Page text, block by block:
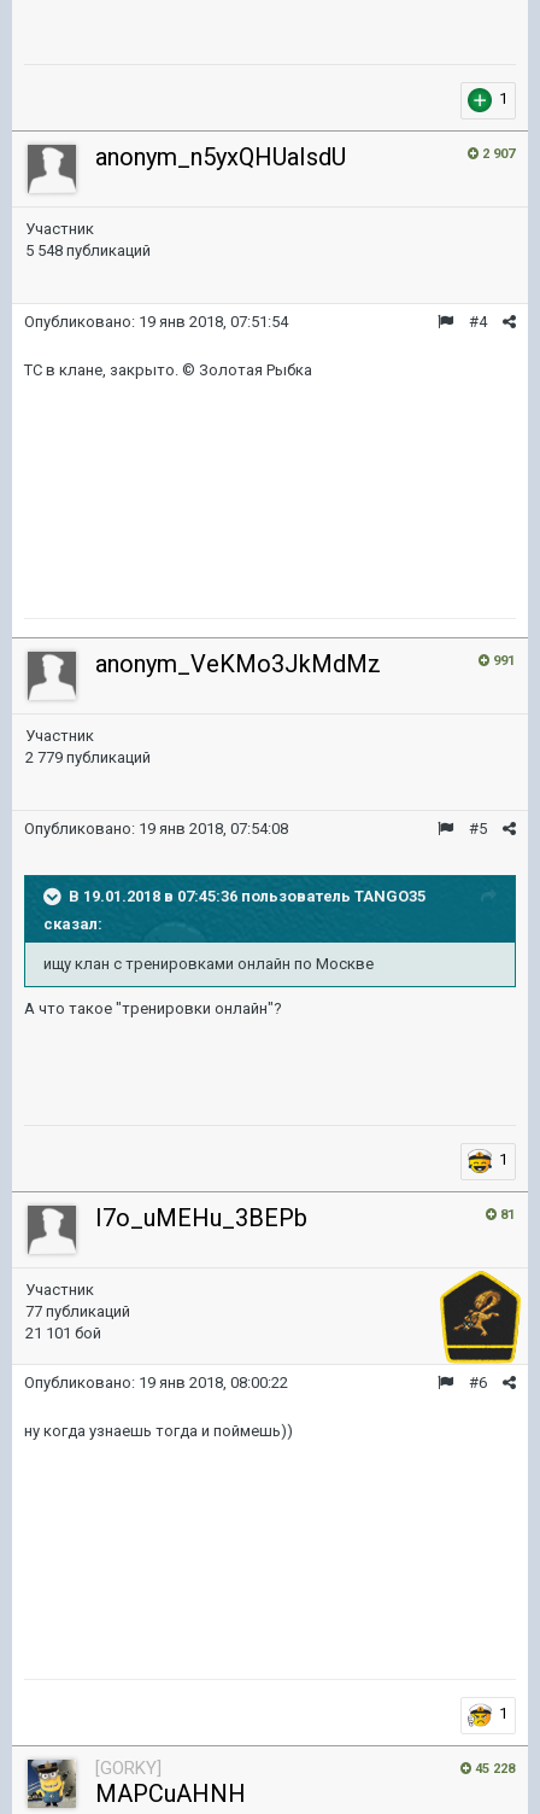
1
2 907
anonym_n5yxQHUaIsdU
Участник
5 548 публикаций
#4
Опубликовано: 19 янв 2018, 07:51:54
ТС в клане, закрыто. © Золотая Рыбка
991
anonym_VeKMo3JkMdMz
Участник
2 779 публикаций
#5
Опубликовано: 19 янв 2018, 07:54:08
В 19.01.2018 в 07:45:36 пользователь TANGO35
сказал:
ищу клан с тренировками онлайн по Москве
А что такое "тренировки онлайн"?
1
81
I7o_uMEHu_3BEPb
Участник
77 публикаций
21 101 бой
#6
Опубликовано: 19 янв 2018, 08:00:22
ну когда узнаешь тогда и поймешь))
1
45 228
[GORKY]
MAPCuAHNH